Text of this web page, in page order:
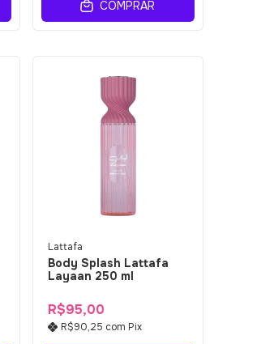
COMPRAR
Lattafa
Body Splash Lattafa
Layaan 250 ml
R$95,00
R$90,25 com Pix